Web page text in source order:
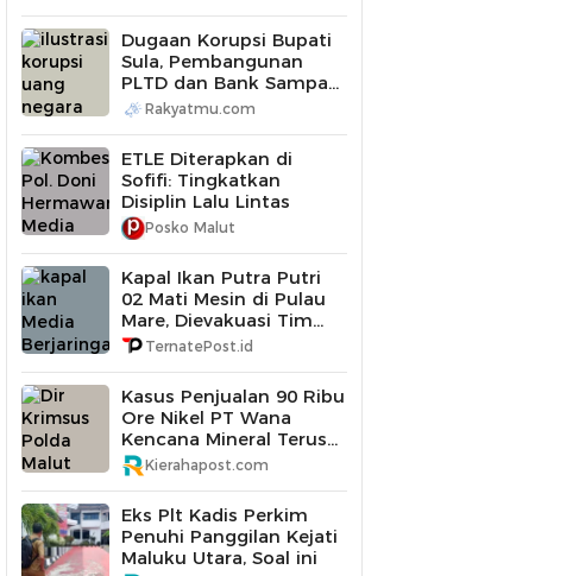
Dugaan Korupsi Bupati
Sula, Pembangunan
PLTD dan Bank Sampah
Diperiksa
Rakyatmu.com
ETLE Diterapkan di
Sofifi: Tingkatkan
Disiplin Lalu Lintas
Posko Malut
Kapal Ikan Putra Putri
02 Mati Mesin di Pulau
Mare, Dievakuasi Tim
SAR Gabungan
TernatePost.id
Kasus Penjualan 90 Ribu
Ore Nikel PT Wana
Kencana Mineral Terus
Didalami Polda Maluku
Utara
Kierahapost.com
Eks Plt Kadis Perkim
Penuhi Panggilan Kejati
Maluku Utara, Soal ini